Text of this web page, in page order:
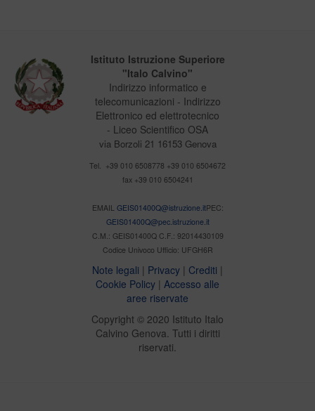
Istituto Istruzione Superiore
"Italo Calvino"
Indirizzo informatico e
telecomunicazioni - Indirizzo
Elettronico ed elettrotecnico
- Liceo Scientifico OSA
via Borzoli 21 16153 Genova
Tel. +39 010 6508778 +39 010 6504672
fax +39 010 6504241
EMAIL GEIS01400Q@istruzione.itPEC:
GEIS01400Q@pec.istruzione.it
C.M.: GEIS01400Q C.F.: 92014430109
Codice Univoco Ufficio: UFGH6R
Note legali | Privacy | Crediti |
Cookie Policy | Accesso alle
aree riservate
Copyright © 2020 Istituto Italo
Calvino Genova. Tutti i diritti
riservati.